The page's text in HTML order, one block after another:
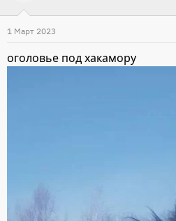
и
и
:
1 Март 2023
оголовье под хакамору